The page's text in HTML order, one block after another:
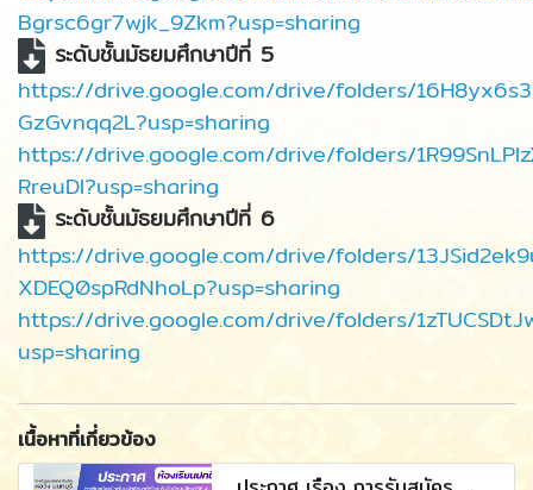
Bgrsc6gr7wjk_9Zkm?usp=sharing
ระดับชั้นมัธยมศึกษาปีที่ 5
https://drive.google.com/drive/folders/
GzGvnqq2L?usp=sharing
https://drive.google.com/drive/folders/
RreuDI?usp=sharing
ระดับชั้นมัธยมศึกษาปีที่ 6
https://drive.google.com/drive/folders/
XDEQ0spRdNhoLp?usp=sharing
https://drive.google.com/drive/folders/
usp=sharing
เนื้อหาที่เกี่ยวข้อง